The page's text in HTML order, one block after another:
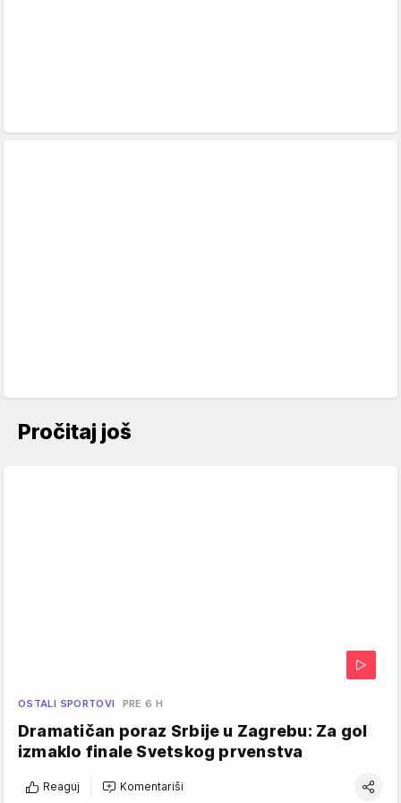
Pročitaj još
OSTALI SPORTOVI PRE 6 H
Dramatičan poraz Srbije u Zagrebu: Za gol
izmaklo finale Svetskog prvenstva
Reaguj Komentariši